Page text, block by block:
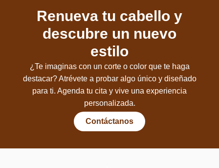
Renueva tu cabello y
descubre un nuevo
estilo
¿Te imaginas con un corte o color que te haga
destacar? Atrévete a probar algo único y diseñado
para ti. Agenda tu cita y vive una experiencia
personalizada.
Contáctanos